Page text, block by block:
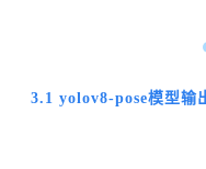
3.1 yolov8-pose模型输